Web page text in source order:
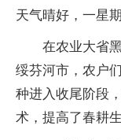
天气晴好，一星
在农业大省
绥芬河市，农户
种进入收尾阶段
术，提高了春耕